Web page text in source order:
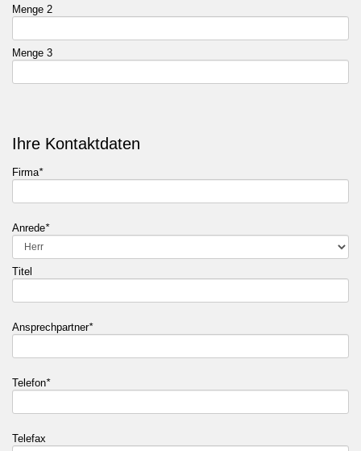
Menge 2
Menge 3
Ihre Kontaktdaten
Firma*
Anrede*
Titel
Ansprechpartner*
Telefon*
Telefax